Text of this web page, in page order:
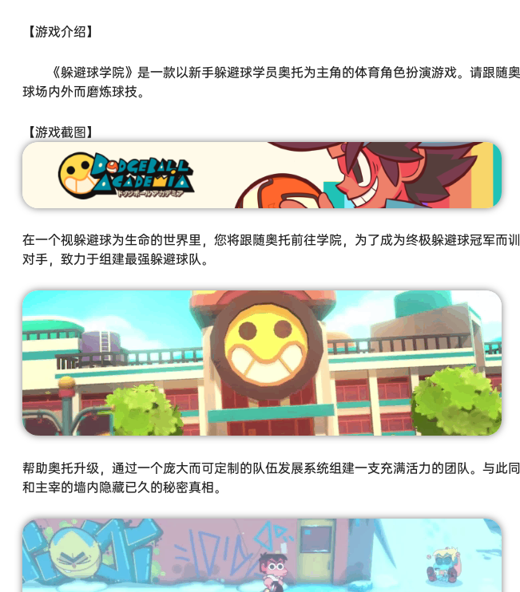
【游戏介绍】
《躲避球学院》是一款以新手躲避球学员奥托为主角的体育角色扮演游戏。请跟随
球场内外而磨炼球技。
【游戏截图】
在一个视躲避球为生命的世界里，您将跟随奥托前往学院，为了成为终极躲避球冠军而
对手，致力于组建最强躲避球队。
帮助奥托升级，通过一个庞大而可定制的队伍发展系统组建一支充满活力的团队。与此
和主宰的墙内隐藏已久的秘密真相。